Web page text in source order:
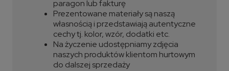
paragon lub fakturę
Prezentowane materiały są naszą
własnością i przedstawiają autentyczne
cechy tj. kolor, wzór, dodatki etc.
Na życzenie udostępniamy zdjęcia
naszych produktów klientom hurtowym
do dalszej sprzedaży